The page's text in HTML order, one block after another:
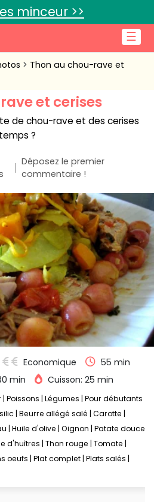
☰
minceur >>
Connexion
Thon au chou-rave et
et cerises
de chou-rave et des cerises
?
Déposez le premier
commentaire !
Economique
55 min
min
Cuisson: 25 min
Poissons Légumes Pour débutants
Beurre allégé salé Carotte
Huile d'olive Oignon Patate douce
d'huîtres Thon rouge Tomate
oeufs Plat complet Plats salés